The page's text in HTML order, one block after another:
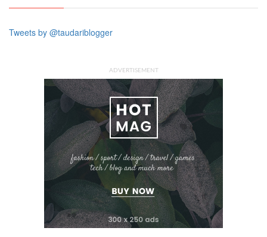
Tweets by @taudariblogger
ADVERTISEMENT